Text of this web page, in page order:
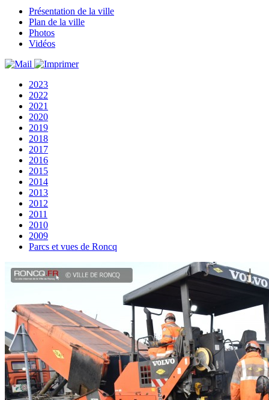
Présentation de la ville
Plan de la ville
Photos
Vidéos
2023
2022
2021
2020
2019
2018
2017
2016
2015
2014
2013
2012
2011
2010
2009
Parcs et vues de Roncq